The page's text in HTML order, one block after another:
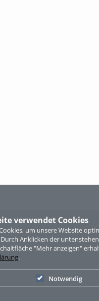
verwendet Cookies
um unsere Website
Anklicken der
"Mehr anzeigen"
.
Notwendig